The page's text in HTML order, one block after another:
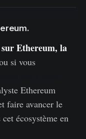
sur Ethereum, la
si vous
Ethereum
faire avancer le
écosystème en